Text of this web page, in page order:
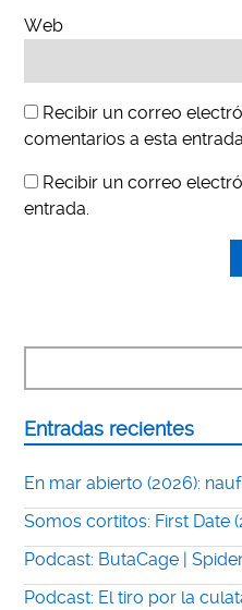
Web
Recibir un correo
comentarios a esta
Recibir un correo
entrada.
Entradas recientes
En mar abierto (2026):
Somos cortitos: First Date
Podcast: ButaCage |
Podcast: El tiro por la